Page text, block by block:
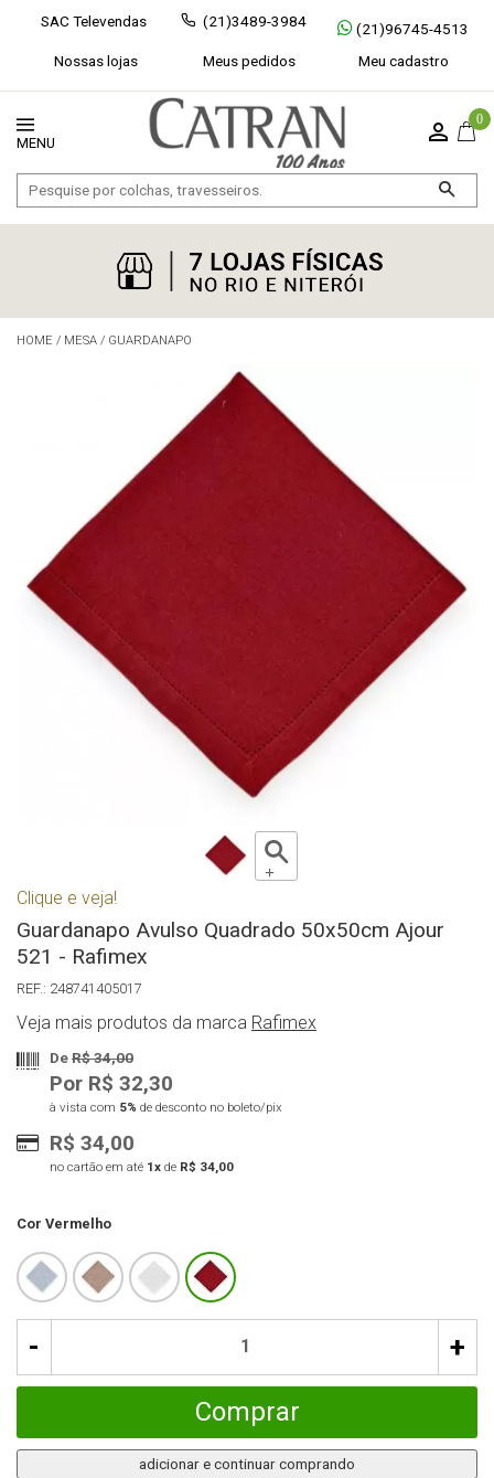
SAC Televendas (21)3489-3984
(21)96745-4513
Nossas lojas
Meus pedidos Meu cadastro
0
Exibir todos Fechar [×]
HOME / MESA / GUARDANAPO
Clique e veja!
Guardanapo Avulso Quadrado 50x50cm Ajour
521 - Rafimex
248741405017
Veja mais produtos da marca Rafimex
DeR$ 34,00
Por R$ 32,30
à vista com 5% de desconto no boleto/pix
R$ 34,00
no cartão em até 1x de R$ 34,00
Cor Vermelho
- +
Comprar
adicionar e continuar comprando